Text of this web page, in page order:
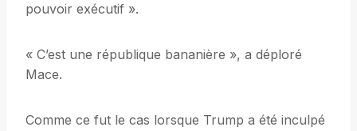
pouvoir exécutif ».
« C’est une république bananière », a déploré
Mace.
Comme ce fut le cas lorsque Trump a été inculpé